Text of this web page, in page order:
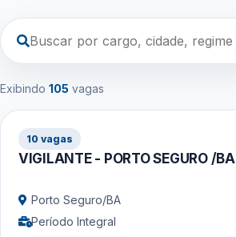
Exibindo 105 vagas
10 vagas
VIGILANTE - PORTO SEGURO /BA
Porto Seguro/BA
Período Integral